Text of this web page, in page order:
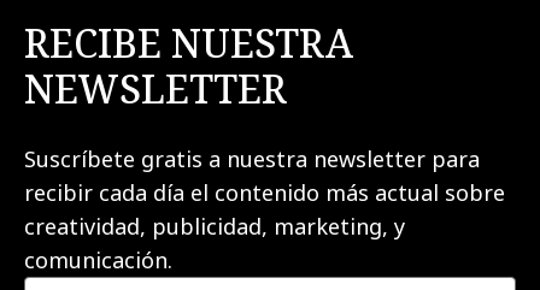
RECIBE NUESTRA
NEWSLETTER
Suscríbete gratis a nuestra newsletter para
recibir cada día el contenido más actual sobre
creatividad, publicidad, marketing, y
comunicación.